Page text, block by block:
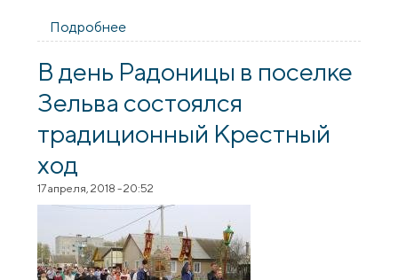
Подробнее
поминовения усопших в Свято-
Марфинской церкви города Гродно
В день Радоницы в поселке
Зельва состоялся
традиционный Крестный
ход
17 апреля, 2018 - 20:52